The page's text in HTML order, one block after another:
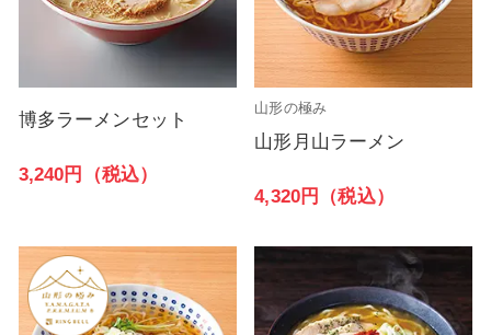
博多ラーメンセット
3,240円（税込）
山形の極み
山形月山ラーメン
4,320円（税込）